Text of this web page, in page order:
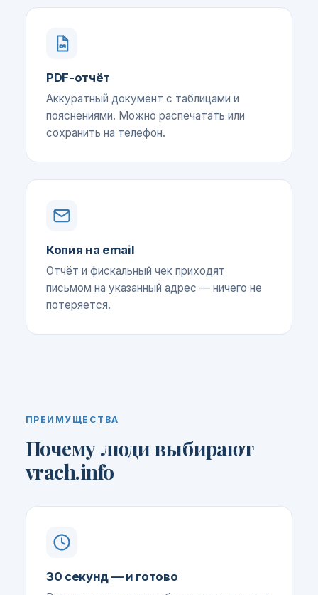
PDF-отчёт
Аккуратный документ с таблицами и
пояснениями. Можно распечатать или
сохранить на телефон.
Копия на email
Отчёт и фискальный чек приходят
письмом на указанный адрес — ничего не
потеряется.
ПРЕИМУЩЕСТВА
Почему люди выбирают
vrach.info
30 секунд — и готово